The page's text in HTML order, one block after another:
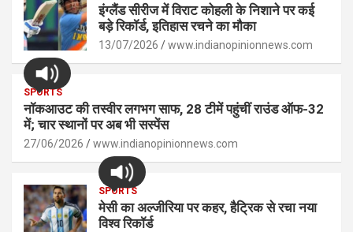
इंग्लैंड सीरीज में विराट कोहली के निशाने पर कई
बड़े रिकॉर्ड, इतिहास रचने का मौका
13/07/2026 www.indianopinionnews.com
SPORTS
नॉकआउट की तस्वीर लगभग साफ, 28 टीमें पहुंचीं राउंड ऑफ-32
में; चार स्थानों पर अब भी सस्पेंस
27/06/2026 www.indianopinionnews.com
SPORTS
मेसी का अल्जीरिया पर कहर, हैट्रिक से रचा नया
विश्व रिकॉर्ड